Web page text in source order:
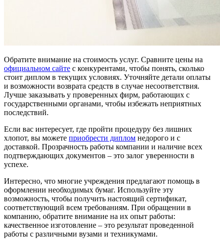
Обратите внимание на стоимость услуг. Сравните цены на
официальном сайте с конкурентами, чтобы понять, сколько
стоит диплом в текущих условиях. Уточняйте детали оплаты
и возможности возврата средств в случае несоответствия.
Лучше заказывать у проверенных фирм, работающих с
государственными органами, чтобы избежать неприятных
последствий.
Если вас интересует, где пройти процедуру без лишних
хлопот, вы можете приобрести диплом недорого и с
доставкой. Прозрачность работы компании и наличие всех
подтверждающих документов – это залог уверенности в
успехе.
Интересно, что многие учреждения предлагают помощь в
оформлении необходимых бумаг. Используйте эту
возможность, чтобы получить настоящий сертификат,
соответствующий всем требованиям. При обращении в
компанию, обратите внимание на их опыт работы:
качественное изготовление – это результат проведенной
работы с различными вузами и техникумами.